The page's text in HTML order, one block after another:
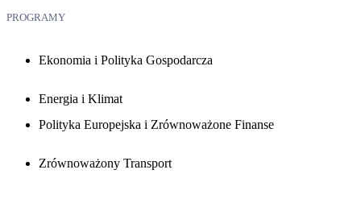
PROGRAMY
Ekonomia i Polityka Gospodarcza
Energia i Klimat
Polityka Europejska i Zrównoważone Finanse
Zrównoważony Transport